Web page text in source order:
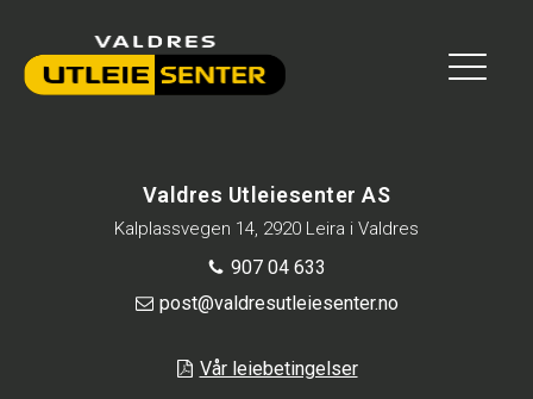
Valdres Utleiesenter AS
Kalplassvegen 14, 2920 Leira i Valdres
907 04 633
post@valdresutleiesenter.no
Vår leiebetingelser